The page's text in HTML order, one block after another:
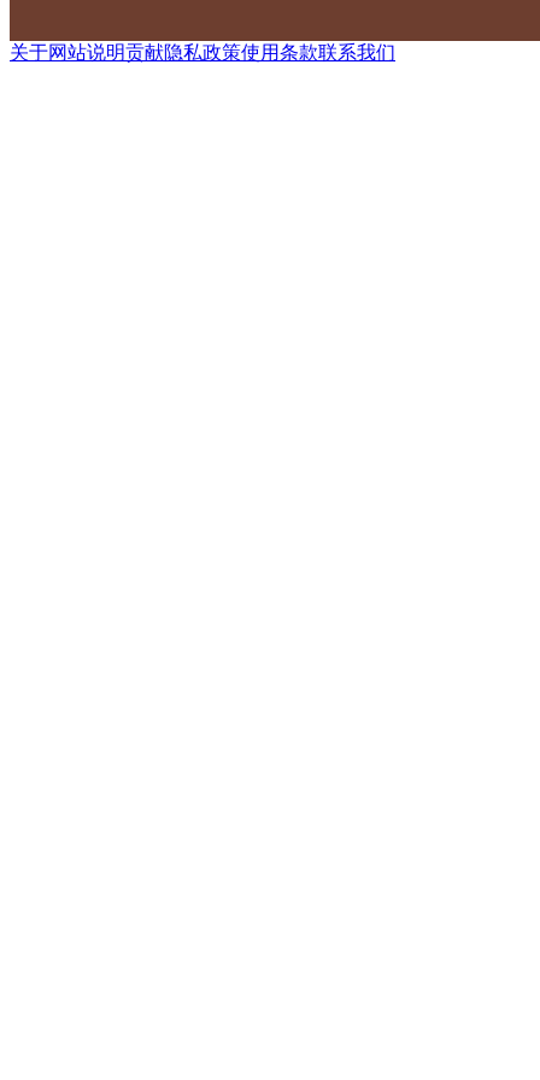
关于网站说明贡献隐私政策使用条款联系我们